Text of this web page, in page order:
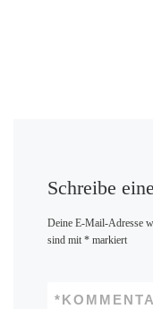
Schreibe
Deine E-Mail-Adresse
sind mit *markiert
*